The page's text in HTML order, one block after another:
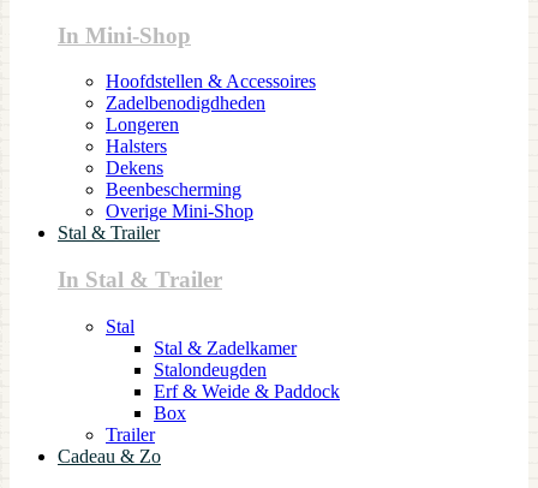
In Mini-Shop
Hoofdstellen & Accessoires
Zadelbenodigdheden
Longeren
Halsters
Dekens
Beenbescherming
Overige Mini-Shop
Stal & Trailer
In Stal & Trailer
Stal
Stal & Zadelkamer
Stalondeugden
Erf & Weide & Paddock
Box
Trailer
Cadeau & Zo